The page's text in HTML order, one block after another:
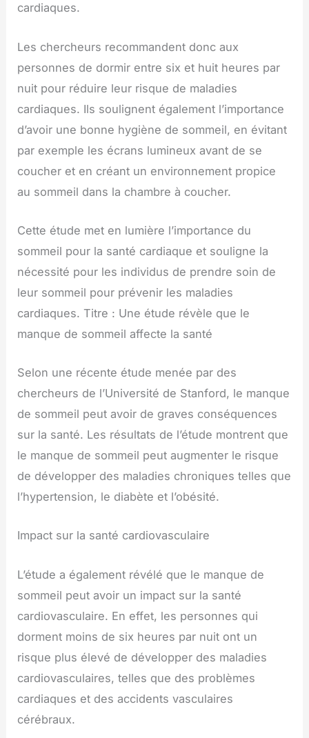
cardiaques.
Les chercheurs recommandent donc aux
personnes de dormir entre six et huit heures par
nuit pour réduire leur risque de maladies
cardiaques. Ils soulignent également l’importance
d’avoir une bonne hygiène de sommeil, en évitant
par exemple les écrans lumineux avant de se
coucher et en créant un environnement propice
au sommeil dans la chambre à coucher.
Cette étude met en lumière l’importance du
sommeil pour la santé cardiaque et souligne la
nécessité pour les individus de prendre soin de
leur sommeil pour prévenir les maladies
cardiaques. Titre : Une étude révèle que le
manque de sommeil affecte la santé
Selon une récente étude menée par des
chercheurs de l’Université de Stanford, le manque
de sommeil peut avoir de graves conséquences
sur la santé. Les résultats de l’étude montrent que
le manque de sommeil peut augmenter le risque
de développer des maladies chroniques telles que
l’hypertension, le diabète et l’obésité.
Impact sur la santé cardiovasculaire
L’étude a également révélé que le manque de
sommeil peut avoir un impact sur la santé
cardiovasculaire. En effet, les personnes qui
dorment moins de six heures par nuit ont un
risque plus élevé de développer des maladies
cardiovasculaires, telles que des problèmes
cardiaques et des accidents vasculaires
cérébraux.